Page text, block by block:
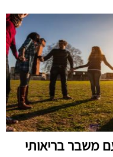
משבר בריאותי